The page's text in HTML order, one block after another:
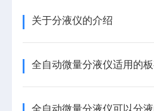
关于分液仪的介绍